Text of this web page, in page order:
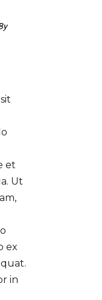
et
Ut
ex
in